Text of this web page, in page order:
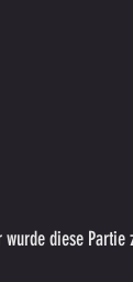
wurde diese